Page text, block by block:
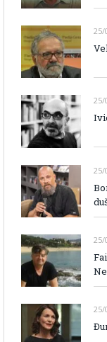
25/
25/
25/
25/
25/